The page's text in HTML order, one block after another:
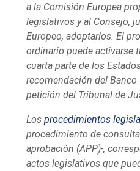
a la Comisión Europea
legislativos y al Consejo,
Europeo, adoptarlos. El
ordinario puede activarse
cuarta parte de los
recomendación del Banco
petición del Tribunal de
Losprocedimientos
procedimiento de
aprobación (APP)-,
actos legislativos que